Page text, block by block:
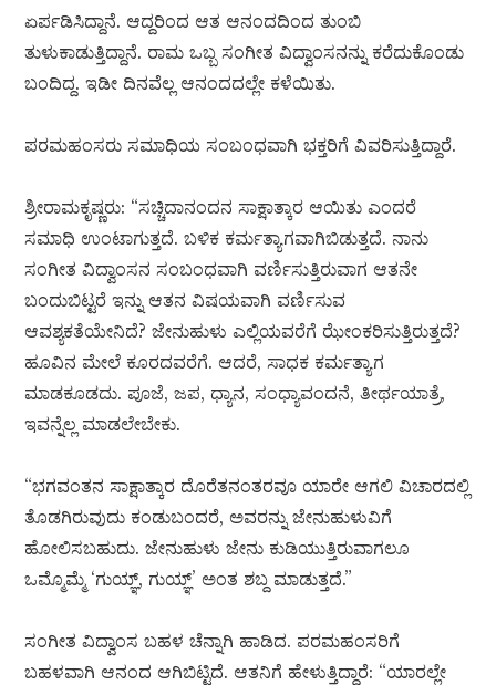
ಏರ್ಪಡಿಸಿದ್ದಾನೆ. ಆದ್ದರಿಂದ ಆತ ಆನಂದದಿಂದ ತುಂಬಿ
ತುಳುಕಾಡುತ್ತಿದ್ದಾನೆ. ರಾಮ ಒಬ್ಬ ಸಂಗೀತ ವಿದ್ವಾಂಸನನ್ನು ಕರೆದುಕೊಂಡು
ಬಂದಿದ್ದ. ಇಡೀ ದಿನವೆಲ್ಲ ಆನಂದದಲ್ಲೇ ಕಳೆಯಿತು.
ಪರಮಹಂಸರು ಸಮಾಧಿಯ ಸಂಬಂಧವಾಗಿ ಭಕ್ತರಿಗೆ ವಿವರಿಸುತ್ತಿದ್ದಾರೆ.
ಶ್ರೀರಾಮಕೃಷ್ಣರು: “ಸಚ್ಚಿದಾನಂದನ ಸಾಕ್ಷಾತ್ಕಾರ ಆಯಿತು ಎಂದರೆ
ಸಮಾಧಿ ಉಂಟಾಗುತ್ತದೆ. ಬಳಿಕ ಕರ್ಮತ್ಯಾಗವಾಗಿಬಿಡುತ್ತದೆ. ನಾನು
ಸಂಗೀತ ವಿದ್ವಾಂಸನ ಸಂಬಂಧವಾಗಿ ವರ್ಣಿಸುತ್ತಿರುವಾಗ ಆತನೇ
ಬಂದುಬಿಟ್ಟರೆ ಇನ್ನು ಆತನ ವಿಷಯವಾಗಿ ವರ್ಣಿಸುವ
ಆವಶ್ಯಕತೆಯೇನಿದೆ? ಜೇನುಹುಳು ಎಲ್ಲಿಯವರೆಗೆ ಝೇಂಕರಿಸುತ್ತಿರುತ್ತದೆ?
ಹೂವಿನ ಮೇಲೆ ಕೂರದವರೆಗೆ. ಆದರೆ, ಸಾಧಕ ಕರ್ಮತ್ಯಾಗ
ಮಾಡಕೂಡದು. ಪೂಜೆ, ಜಪ, ಧ್ಯಾನ, ಸಂಧ್ಯಾವಂದನೆ, ತೀರ್ಥಯಾತ್ರೆ,
ಇವನ್ನೆಲ್ಲ ಮಾಡಲೇಬೇಕು.
“ಭಗವಂತನ ಸಾಕ್ಷಾತ್ಕಾರ ದೊರೆತನಂತರವೂ ಯಾರೇ ಆಗಲಿ ವಿಚಾರದಲ್ಲಿ
ತೊಡಗಿರುವುದು ಕಂಡುಬಂದರೆ, ಅವರನ್ನು ಜೇನುಹುಳುವಿಗೆ
ಹೋಲಿಸಬಹುದು. ಜೇನುಹುಳು ಜೇನು ಕುಡಿಯುತ್ತಿರುವಾಗಲೂ
ಒಮ್ಮೊಮ್ಮೆ ‘ಗುಯ್ಞ್, ಗುಯ್ಞ್’ ಅಂತ ಶಬ್ದ ಮಾಡುತ್ತದೆ.”
ಸಂಗೀತ ವಿದ್ವಾಂಸ ಬಹಳ ಚೆನ್ನಾಗಿ ಹಾಡಿದ. ಪರಮಹಂಸರಿಗೆ
ಬಹಳವಾಗಿ ಆನಂದ ಆಗಿಬಿಟ್ಟಿದೆ. ಆತನಿಗೆ ಹೇಳುತ್ತಿದ್ದಾರೆ: “ಯಾರಲ್ಲೇ